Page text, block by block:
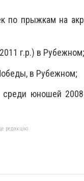
прыжкам на
г.р.) в Рубежном;
в Рубежном;
среди юношей
редакцію